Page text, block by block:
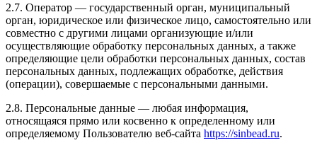
2.7. Оператор — государственный орган, муниципальный
орган, юридическое или физическое лицо, самостоятельно или
совместно с другими лицами организующие и/или
осуществляющие обработку персональных данных, а также
определяющие цели обработки персональных данных, состав
персональных данных, подлежащих обработке, действия
(операции), совершаемые с персональными данными.
2.8. Персональные данные — любая информация,
относящаяся прямо или косвенно к определенному или
определяемому Пользователю веб-сайта https://sinbead.ru.